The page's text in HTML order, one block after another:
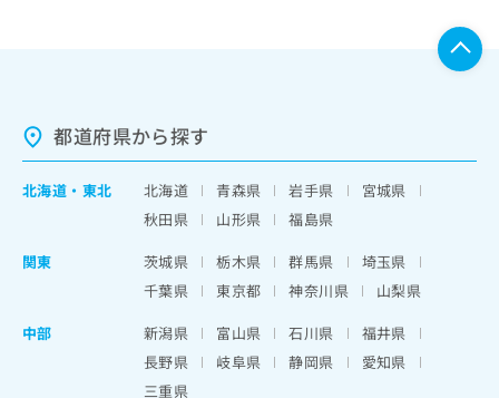
都道府県から探す
北海道 ・ 東北 北海道 青森県 岩手県
宮城県
秋田県
山形県
福島県
関東
茨城県 栃木県 群馬県
埼玉県
千葉県
東京都 神奈川県
山梨県
中部
新潟県 富山県 石川県
福井県
長野県
岐阜県 静岡県
愛知県
三重県